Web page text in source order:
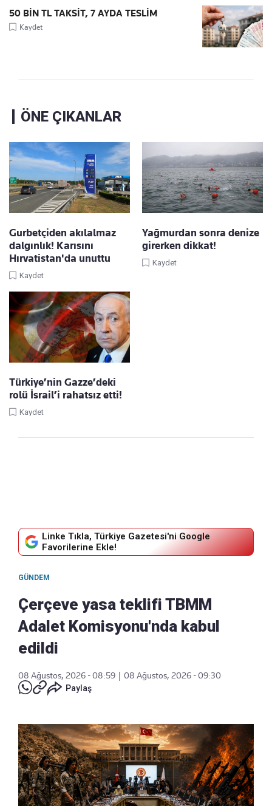
50 BİN TL TAKSİT, 7 AYDA TESLİM
Kaydet
ÖNE ÇIKANLAR
Gurbetçiden akılalmaz
dalgınlık! Karısını
Hırvatistan'da unuttu
Kaydet
Yağmurdan sonra denize
girerken dikkat!
Kaydet
Türkiye’nin Gazze’deki
rolü İsrail’i rahatsız etti!
Kaydet
Linke Tıkla, Türkiye Gazetesi'ni Google
Favorilerine Ekle!
GÜNDEM
Çerçeve yasa teklifi TBMM
Adalet Komisyonu'nda kabul
edildi
08 Ağustos, 2026 - 08:59 | 08 Ağustos, 2026 - 09:30
Paylaş